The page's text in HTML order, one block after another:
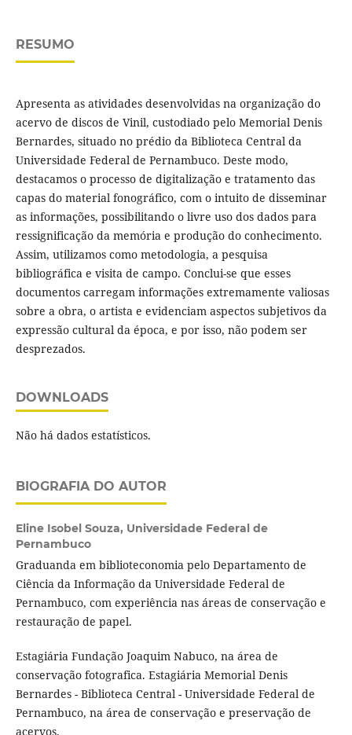
RESUMO
Apresenta as atividades desenvolvidas na organização do
acervo de discos de Vinil, custodiado pelo Memorial Denis
Bernardes, situado no prédio da Biblioteca Central da
Universidade Federal de Pernambuco. Deste modo,
destacamos o processo de digitalização e tratamento das
capas do material fonográfico, com o intuito de disseminar
as informações, possibilitando o livre uso dos dados para
ressignificação da memória e produção do conhecimento.
Assim, utilizamos como metodologia, a pesquisa
bibliográfica e visita de campo. Conclui-se que esses
documentos carregam informações extremamente valiosas
sobre a obra, o artista e evidenciam aspectos subjetivos da
expressão cultural da época, e por isso, não podem ser
desprezados.
DOWNLOADS
Não há dados estatísticos.
BIOGRAFIA DO AUTOR
Eline Isobel Souza, Universidade Federal de
Pernambuco
Graduanda em biblioteconomia pelo Departamento de
Ciência da Informação da Universidade Federal de
Pernambuco, com experiência nas áreas de conservação e
restauração de papel.
Estagiária Fundação Joaquim Nabuco, na área de
conservação fotografica. Estagiária Memorial Denis
Bernardes - Biblioteca Central - Universidade Federal de
Pernambuco, na área de conservação e preservação de
acervos.